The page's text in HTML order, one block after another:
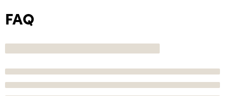
FAQ